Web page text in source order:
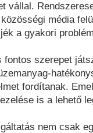
vállal.
média
a gyakori
fontos szerepet
fordítanak.
is a lehető
nem csak